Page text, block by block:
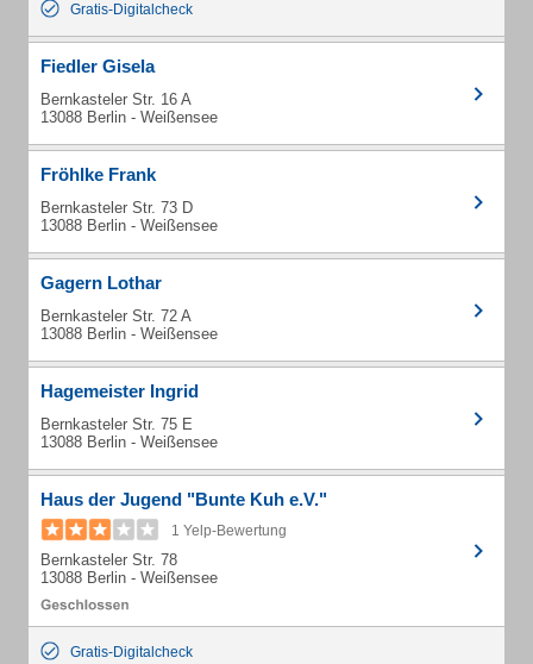
Gratis-Digitalcheck
Fiedler Gisela
Bernkasteler Str. 16 A
13088 Berlin - Weißensee
Fröhlke Frank
Bernkasteler Str. 73 D
13088 Berlin - Weißensee
Gagern Lothar
Bernkasteler Str. 72 A
13088 Berlin - Weißensee
Hagemeister Ingrid
Bernkasteler Str. 75 E
13088 Berlin - Weißensee
Haus der Jugend "Bunte Kuh e.V."
1 Yelp-Bewertung
Bernkasteler Str. 78
13088 Berlin - Weißensee
Gratis-Digitalcheck